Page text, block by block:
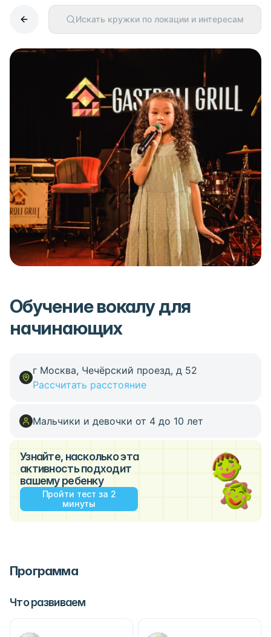
Искать кружки по локации и интересам
Обучение вокалу для
начинающих
г Москва, Чечёрский проезд, д 52
Рассчитать расстояние
Мальчики и девочки от 4 до 10 лет
Узнайте, насколько эта
активность подходит
вашему ребенку
Пройти тест за 2
минуты
Программа
Что развиваем